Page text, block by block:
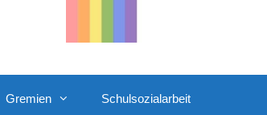
Gremien Schulsozialarbeit